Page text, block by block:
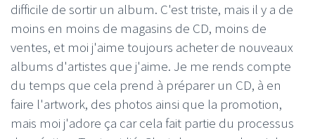
difficile de sortir un album. C'est triste, mais il y a de
moins en moins de magasins de CD, moins de
ventes, et moi j'aime toujours acheter de nouveaux
albums d'artistes que j'aime. Je me rends compte
du temps que cela prend à préparer un CD, à en
faire l'artwork, des photos ainsi que la promotion,
mais moi j'adore ça car cela fait partie du processus